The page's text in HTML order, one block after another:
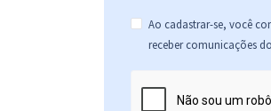
Ao cadastrar-se, você
receber comunicações